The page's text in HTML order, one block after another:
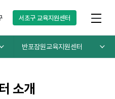
서초구교육지원센터
반포잠원교육지원센터
소개